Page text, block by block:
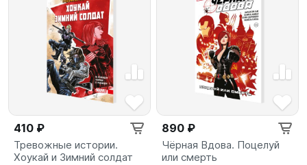
410 ₽
Тревожные истории.
Хоукай и Зимний солдат
890 ₽
Чёрная Вдова. Поцелуй
или смерть